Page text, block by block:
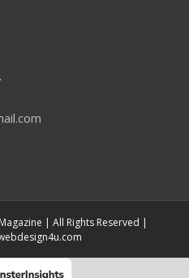
| All Rights Reserved |